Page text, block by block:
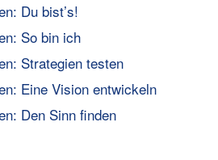
Du bist’s!
So bin ich
Strategien testen
Eine Vision entwickeln
Den Sinn finden